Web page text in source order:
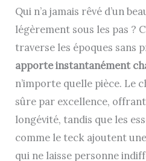
Qui n’a jamais rêvé d’un
légèrement sous les pas ?
traverse les époques sans
apporte instantanément
n’importe quelle pièce. Le
sûre par excellence,
longévité, tandis que les
comme le teck ajoutent
qui ne laisse personne